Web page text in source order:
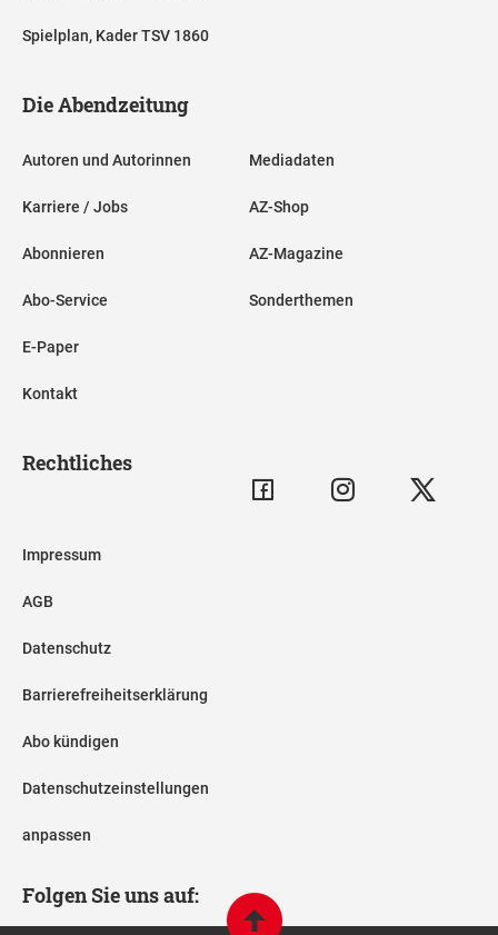
Spielplan, Kader TSV 1860
Die Abendzeitung
Autoren und Autorinnen
Karriere / Jobs
Abonnieren
Abo-Service
E-Paper
Kontakt
Mediadaten
AZ-Shop
AZ-Magazine
Sonderthemen
Rechtliches
Impressum
AGB
Datenschutz
Barrierefreiheitserklärung
Abo kündigen
Datenschutzeinstellungen
anpassen
Folgen Sie uns auf: